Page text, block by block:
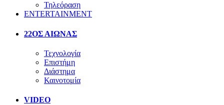
Τηλεόραση
ENTERTAINMENT
22ΟΣ ΑΙΩΝΑΣ
Τεχνολογία
Επιστήμη
Διάστημα
Καινοτομία
VIDEO